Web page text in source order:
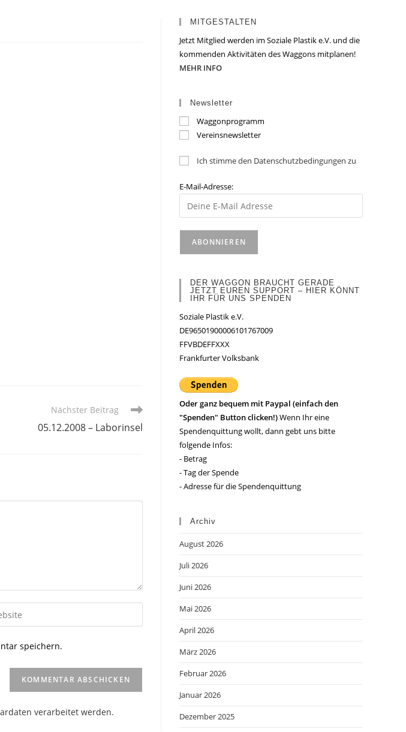
Nächster Beitrag
05.12.2008 – Laborinsel
speichern.
verarbeitet werden.
MITGESTALTEN
Jetzt Mitglied werden im Soziale Plastik e.V. und die
kommenden Aktivitäten des Waggons mitplanen!
MEHR INFO
Newsletter
Waggonprogramm
Vereinsnewsletter
Ich stimme den Datenschutzbedingungen zu
E-Mail-Adresse:
DER WAGGON BRAUCHT GERADE
JETZT EUREN SUPPORT – HIER KÖNNT
IHR FÜR UNS SPENDEN
Soziale Plastik e.V.
DE96501900006101767009
FFVBDEFFXXX
Frankfurter Volksbank
Oder ganz bequem mit Paypal (einfach den
"Spenden" Button clicken!)Wenn Ihr eine
Spendenquittung wollt, dann gebt uns bitte
folgende Infos:
- Betrag
- Tag der Spende
- Adresse für die Spendenquittung
Archiv
August 2026
Juli 2026
Juni 2026
Mai 2026
April 2026
März 2026
Februar 2026
Januar 2026
Dezember 2025